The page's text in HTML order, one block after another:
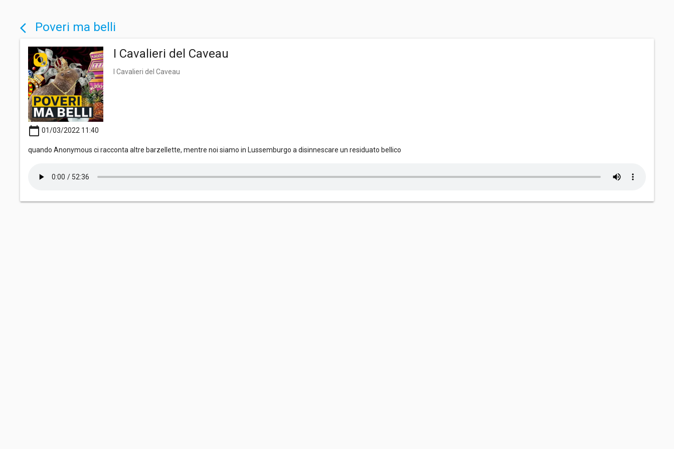
arrow_back_ios Poveri ma belli
I Cavalieri del Caveau
I Cavalieri del Caveau
calendar_today 01/03/2022 11:40
quando Anonymous ci racconta altre barzellette, mentre noi siamo in Lussemburgo a disinnescare un residuato bellico